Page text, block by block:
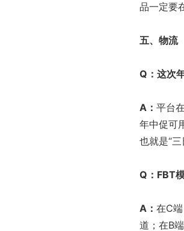
品一定要
五、物流
Q ：这次
A ： 平台
年中促可
也就是“三
Q ： FBT
A ： 在C
道；在B